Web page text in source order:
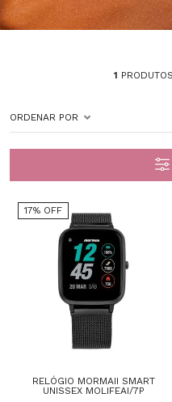
1
ORDENAR POR
17% OFF
RELÓGIO MORMAII SMART
UNISSEX MOLIFEAI/7P